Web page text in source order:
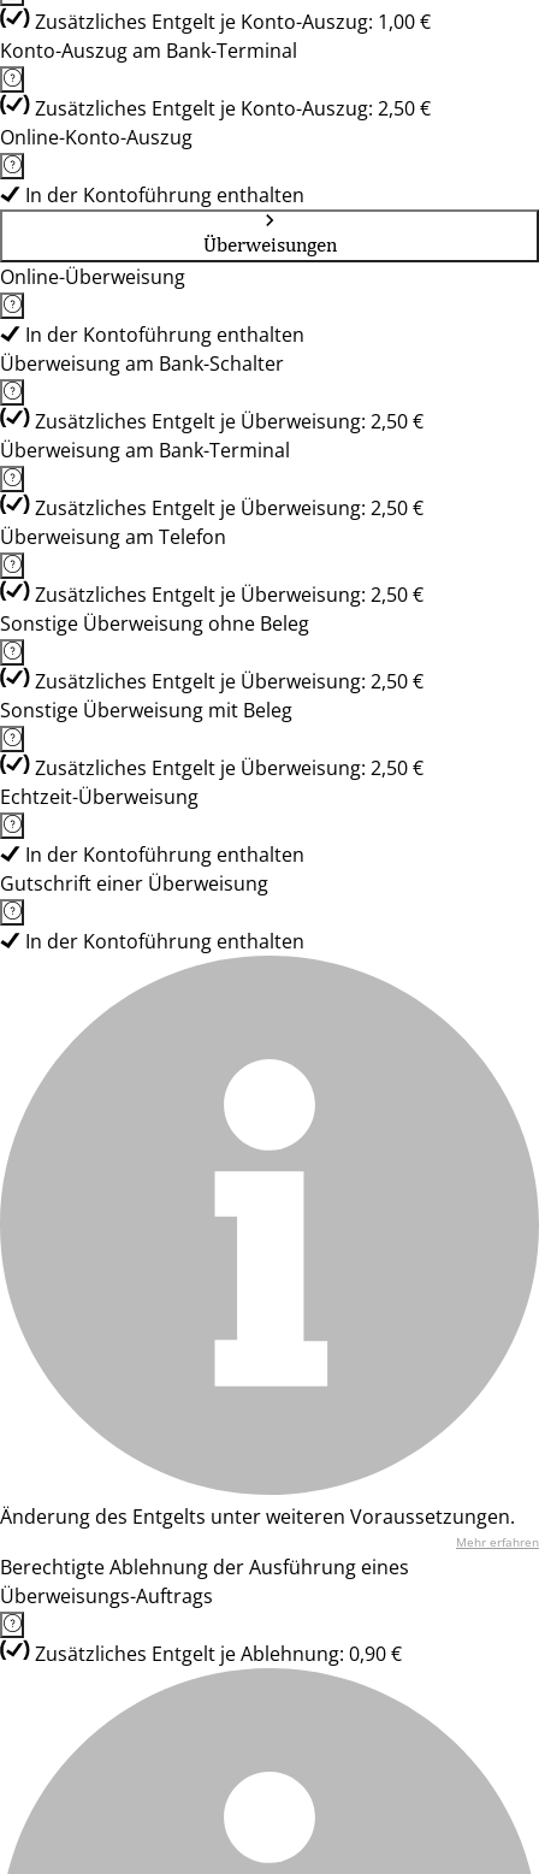
Zusätzliches Entgelt je Konto-Auszug: 1,00 €
Konto-Auszug am Bank-Terminal
Zusätzliches Entgelt je Konto-Auszug: 2,50 €
Online-Konto-Auszug
In der Kontoführung enthalten
Überweisungen
Online-Überweisung
In der Kontoführung enthalten
Überweisung am Bank-Schalter
Zusätzliches Entgelt je Überweisung: 2,50 €
Überweisung am Bank-Terminal
Zusätzliches Entgelt je Überweisung: 2,50 €
Überweisung am Telefon
Zusätzliches Entgelt je Überweisung: 2,50 €
Sonstige Überweisung ohne Beleg
Zusätzliches Entgelt je Überweisung: 2,50 €
Sonstige Überweisung mit Beleg
Zusätzliches Entgelt je Überweisung: 2,50 €
Echtzeit-Überweisung
In der Kontoführung enthalten
Gutschrift einer Überweisung
In der Kontoführung enthalten
Änderung des Entgelts unter weiteren Voraussetzungen.
Mehr erfahren
Berechtigte Ablehnung der Ausführung eines
Überweisungs-Auftrags
Zusätzliches Entgelt je Ablehnung: 0,90 €